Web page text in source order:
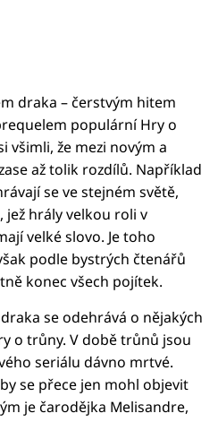
draka – čerstvým hitem
populární Hry o
všimli, že mezi novým a
až tolik rozdílů. Například
se ve stejném světě,
hrály velkou roli v
velké slovo. Je toho
podle bystrých čtenářů
konec všech pojítek.
se odehrává o nějakých
o trůny. V době trůnů jsou
seriálu dávno mrtvé.
se přece jen mohl objevit
je čarodějka Melisandre,